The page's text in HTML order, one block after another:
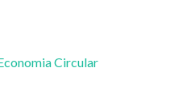
Circular